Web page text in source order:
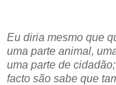
Eu diria mesmo que
uma parte animal,
uma parte de
facto são sabe que